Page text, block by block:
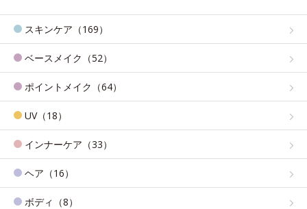
スキンケア（169）
ベースメイク（52）
ポイントメイク（64）
UV（18）
インナーケア（33）
ヘア（16）
ボディ（8）